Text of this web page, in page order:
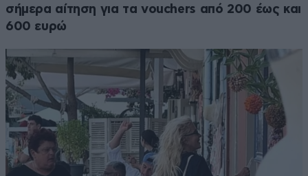
σήμερα αίτηση για τα vouchers από 200 έως και
600 ευρώ